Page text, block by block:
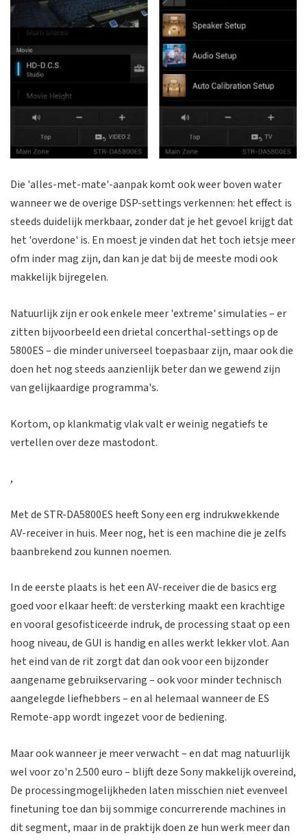
Die 'alles-met-mate'-aanpak komt ook weer boven water
wanneer we de overige DSP-settings verkennen: het effect is
steeds duidelijk merkbaar, zonder dat je het gevoel krijgt dat
het 'overdone' is. En moest je vinden dat het toch ietsje meer
ofm inder mag zijn, dan kan je dat bij de meeste modi ook
makkelijk bijregelen.
Natuurlijk zijn er ook enkele meer 'extreme' simulaties – er
zitten bijvoorbeeld een drietal concerthal-settings op de
5800ES – die minder universeel toepasbaar zijn, maar ook die
doen het nog steeds aanzienlijk beter dan we gewend zijn
van gelijkaardige programma's.
Kortom, op klankmatig vlak valt er weinig negatiefs te
vertellen over deze mastodont.
,
Met de STR-DA5800ES heeft Sony een erg indrukwekkende
AV-receiver in huis. Meer nog, het is een machine die je zelfs
baanbrekend zou kunnen noemen.
In de eerste plaats is het een AV-receiver die de basics erg
goed voor elkaar heeft: de versterking maakt een krachtige
en vooral gesofisticeerde indruk, de processing staat op een
hoog niveau, de GUI is handig en alles werkt lekker vlot. Aan
het eind van de rit zorgt dat dan ook voor een bijzonder
aangename gebruikservaring – ook voor minder technisch
aangelegde liefhebbers – en al helemaal wanneer de ES
Remote-app wordt ingezet voor de bediening.
Maar ook wanneer je meer verwacht – en dat mag natuurlijk
wel voor zo'n 2.500 euro – blijft deze Sony makkelijk overeind,
De processingmogelijkheden laten misschien niet evenveel
finetuning toe dan bij sommige concurrerende machines in
dit segment, maar in de praktijk doen ze hun werk meer dan